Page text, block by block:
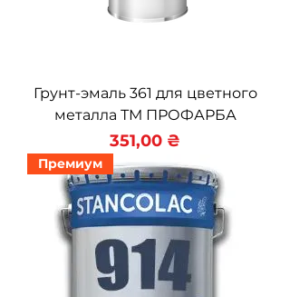
Грунт-эмаль 361 для цветного
металла ТМ ПРОФАРБА
Цена
351,00 ₴
Премиум